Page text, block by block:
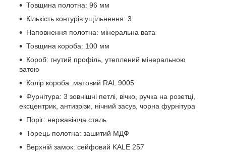
Товщина полотна: 96 мм
Кількість контурів ущільнення: 3
Наповнення полотна: мінеральна вата
Товщина короба: 100 мм
Короб: гнутий профіль, утеплений мінеральною
ватою
Колір короба: матовий RAL 9005
Фурнітура: 3 зовнішні петлі, вічко, ручка на розетці,
ексцентрик, антизрізи, нічний засув, чорна фурнітура
Поріг: нержавіюча сталь
Торець полотна: зашитий МДФ
Верхній замок: сейфовий KALE 257